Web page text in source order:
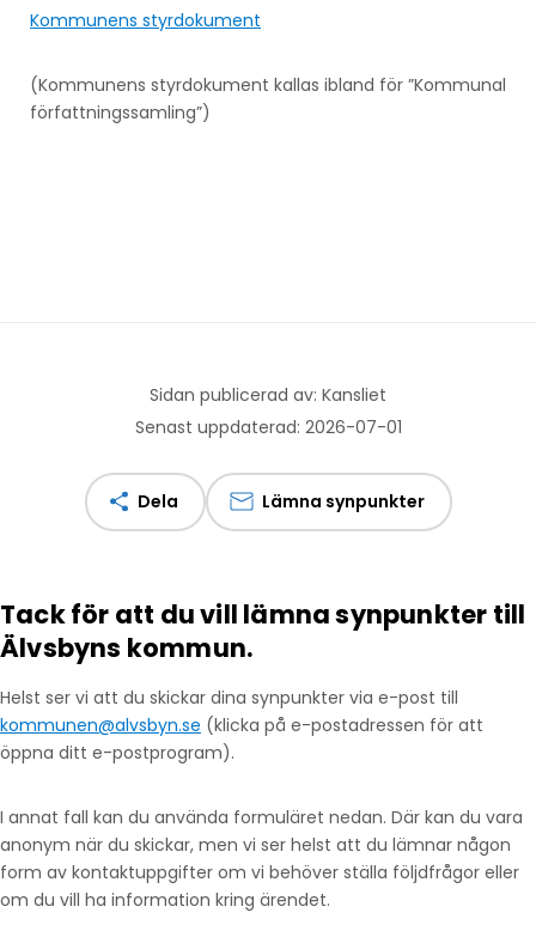
Kommunens styrdokument
(Kommunens styrdokument kallas ibland för ”Kommunal
författningssamling”)
Sidan publicerad av: Kansliet
Senast uppdaterad: 2026-07-01
Dela Lämna synpunkter
Tack för att du vill lämna synpunkter till
Älvsbyns kommun.
Helst ser vi att du skickar dina synpunkter via e-post till
kommunen@alvsbyn.se (klicka på e-postadressen för att
öppna ditt e-postprogram).
I annat fall kan du använda formuläret nedan. Där kan du vara
anonym när du skickar, men vi ser helst att du lämnar någon
form av kontaktuppgifter om vi behöver ställa följdfrågor eller
om du vill ha information kring ärendet.